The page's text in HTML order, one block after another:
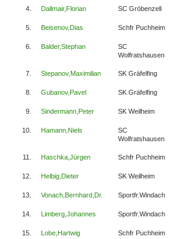
4. Dallmair,Florian SC Gröbenzell
5. Beisenov,Dias Schfr Puchheim
6. Balder,Stephan
SC
Wolfratshausen
7. Stepanov,Maximilian SK Gräfelfing
8. Gubanov,Pavel SK Gräfelfing
9. Sindermann,Peter SK Weilheim
10. Hamann,Niels
SC
Wolfratshausen
11. Haschka,Jürgen Schfr Puchheim
12. Helbig,Dieter SK Weilheim
13. Vonach,Bernhard,Dr. Sportfr.Windach
14. Limberg,Johannes Sportfr.Windach
15. Lobe,Hartwig Schfr Puchheim